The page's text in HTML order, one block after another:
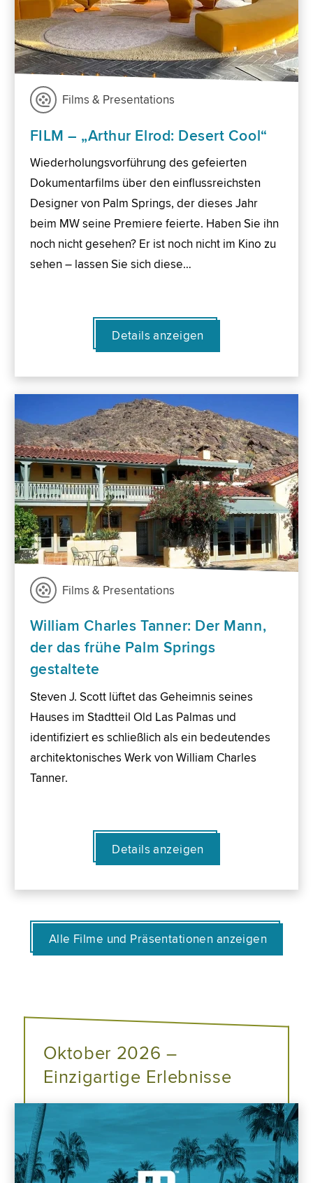
Films & Presentations
FILM – „Arthur Elrod: Desert Cool“
Wiederholungsvorführung des gefeierten
Dokumentarfilms über den einflussreichsten
Designer von Palm Springs, der dieses Jahr
beim MW seine Premiere feierte. Haben Sie ihn
noch nicht gesehen? Er ist noch nicht im Kino zu
sehen – lassen Sie sich diese…
Details anzeigen
Films & Presentations
William Charles Tanner: Der Mann,
der das frühe Palm Springs
gestaltete
Steven J. Scott lüftet das Geheimnis seines
Hauses im Stadtteil Old Las Palmas und
identifiziert es schließlich als ein bedeutendes
architektonisches Werk von William Charles
Tanner.
Details anzeigen
Alle Filme und Präsentationen anzeigen
Oktober 2026 –
Einzigartige Erlebnisse